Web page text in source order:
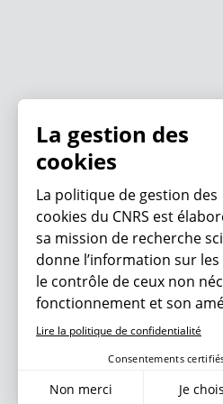
La gestion des
cookies
La politique de gestion des
cookies du CNRS est
sa mission de recherche
donne l’information sur
le contrôle de ceux non
fonctionnement et son
Lire la politique de confidentialité
Consentements
Non merci Je